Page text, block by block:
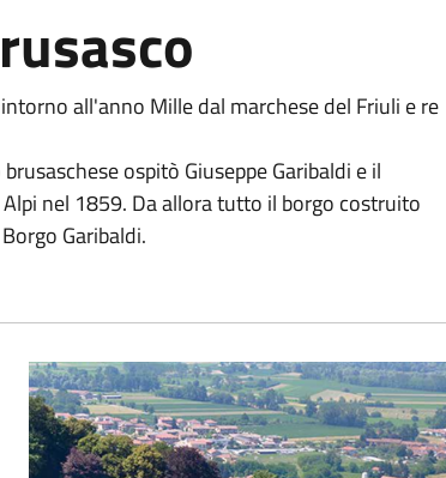
all'anno Mille dal marchese del Friuli e re
ospitò Giuseppe Garibaldi e il
nel 1859. Da allora tutto il borgo costruito
Garibaldi.